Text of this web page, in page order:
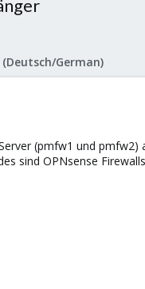
(Deutsch/German)
(pmfw1 und
sind OPNsense